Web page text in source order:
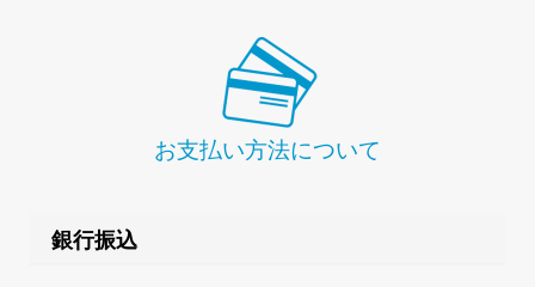
お支払い方法について
銀行振込